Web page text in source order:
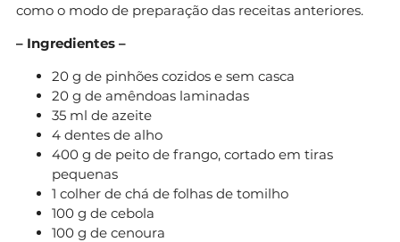
como o modo de preparação das receitas anteriores.
– Ingredientes –
20 g de pinhões cozidos e sem casca
20 g de amêndoas laminadas
35 ml de azeite
4 dentes de alho
400 g de peito de frango, cortado em tiras
pequenas
1 colher de chá de folhas de tomilho
100 g de cebola
100 g de cenoura